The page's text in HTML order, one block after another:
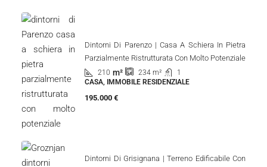
Dintorni Di Parenzo | Casa A Schiera In Pietra
Parzialmente Ristrutturata Con Molto Potenziale
210 m² 234 m²
1
CASA, IMMOBILE RESIDENZIALE
195.000 €
Dintorni Di Grisignana | Terreno Edificabile Con